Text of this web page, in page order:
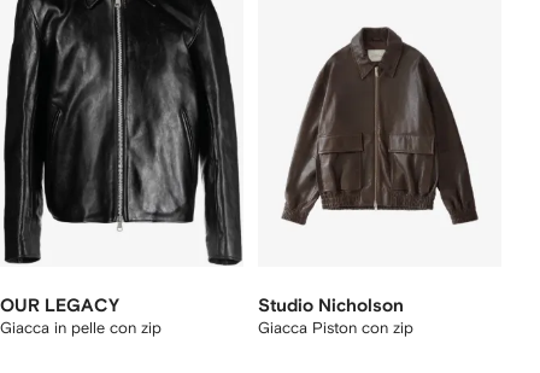
OUR LEGACY
Giacca in pelle con zip
Studio Nicholson
Giacca Piston con zip